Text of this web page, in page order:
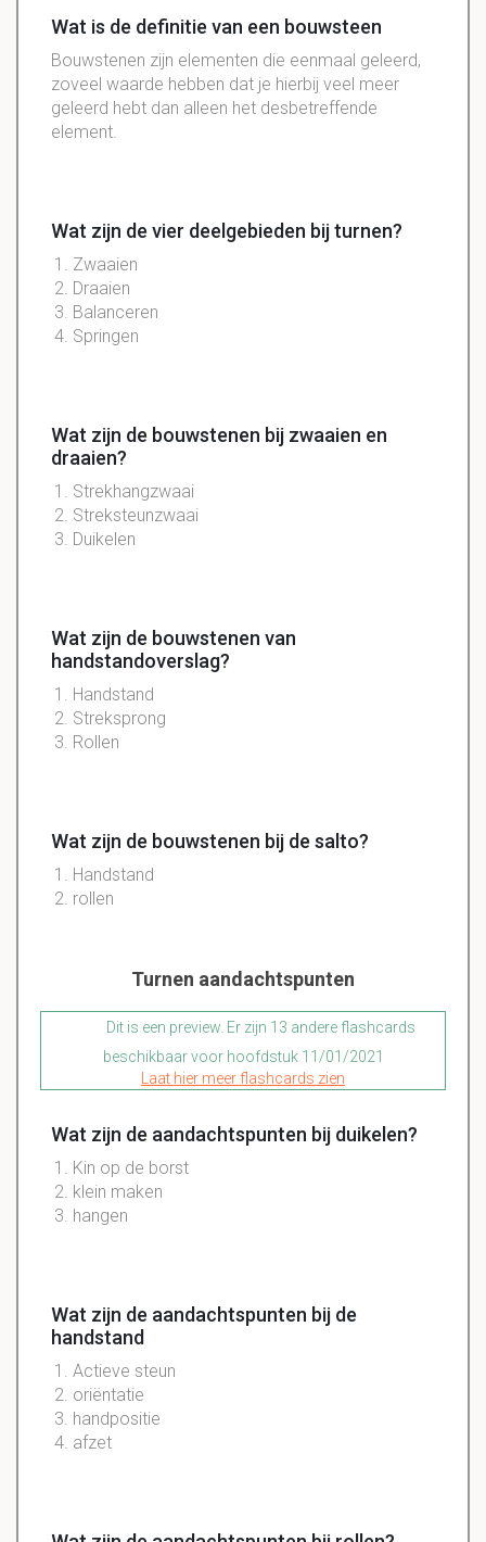
Wat is de definitie van een bouwsteen
Bouwstenen zijn elementen die eenmaal geleerd,
zoveel waarde hebben dat je hierbij veel meer
geleerd hebt dan alleen het desbetreffende
element.
Wat zijn de vier deelgebieden bij turnen?
Zwaaien
Draaien
Balanceren
Springen
Wat zijn de bouwstenen bij zwaaien en
draaien?
Strekhangzwaai
Streksteunzwaai
Duikelen
Wat zijn de bouwstenen van
handstandoverslag?
Handstand
Streksprong
Rollen
Wat zijn de bouwstenen bij de salto?
Handstand
rollen
Turnen aandachtspunten
Dit is een preview. Er zijn 13 andere flashcards
beschikbaar voor hoofdstuk 11/01/2021
Laat hier meer flashcards zien
Wat zijn de aandachtspunten bij duikelen?
Kin op de borst
klein maken
hangen
Wat zijn de aandachtspunten bij de
handstand
Actieve steun
oriëntatie
handpositie
afzet